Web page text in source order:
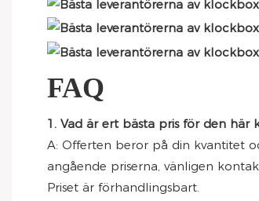
FAQ
1. Vad är ert bästa pris för den här
A: Offerten beror på din kvantitet
angående priserna, vänligen
Priset är förhandlingsbart.